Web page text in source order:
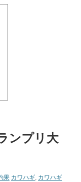
ンプリ大
果 カワハギ, カワハギ